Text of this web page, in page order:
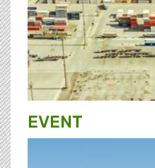
EVENT